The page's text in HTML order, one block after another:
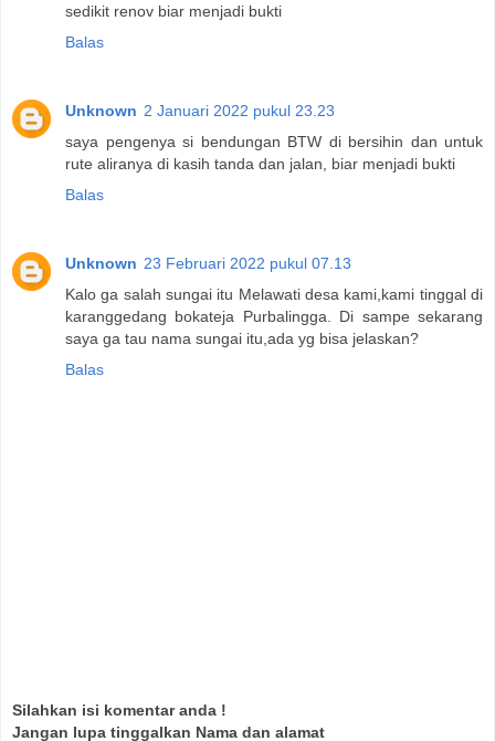
sedikit renov biar menjadi bukti
Balas
Unknown 2 Januari 2022 pukul 23.23
saya pengenya si bendungan BTW di bersihin dan untuk
rute aliranya di kasih tanda dan jalan, biar menjadi bukti
Balas
Unknown 23 Februari 2022 pukul 07.13
Kalo ga salah sungai itu Melawati desa kami,kami tinggal di
karanggedang bokateja Purbalingga. Di sampe sekarang
saya ga tau nama sungai itu,ada yg bisa jelaskan?
Balas
Silahkan isi komentar anda !
Jangan lupa tinggalkan Nama dan alamat